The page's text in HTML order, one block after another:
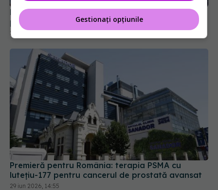
Bacteriile din tumori pot prezice supraviețuirea
pacienților
27 feb 2026, 16:12
Premieră pentru România: terapia PSMA cu
lutețiu-177 pentru cancerul de prostată avansat
29 iun 2026, 14:55
Gestionați opțiunile